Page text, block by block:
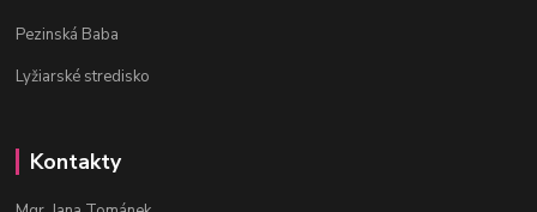
Pezinská Baba
Lyžiarské stredisko
Kontakty